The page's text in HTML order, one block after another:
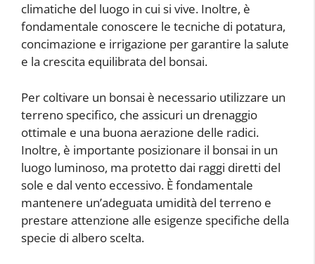
climatiche del luogo in cui si vive. Inoltre, è
fondamentale conoscere le tecniche di potatura,
concimazione e irrigazione per garantire la salute
e la crescita equilibrata del bonsai.
Per coltivare un bonsai è necessario utilizzare un
terreno specifico, che assicuri un drenaggio
ottimale e una buona aerazione delle radici.
Inoltre, è importante posizionare il bonsai in un
luogo luminoso, ma protetto dai raggi diretti del
sole e dal vento eccessivo. È fondamentale
mantenere un’adeguata umidità del terreno e
prestare attenzione alle esigenze specifiche della
specie di albero scelta.